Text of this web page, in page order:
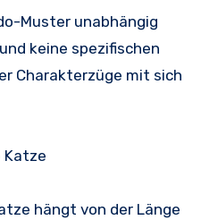
Muster unabhängig
keine spezifischen
Charakterzüge mit sich
Katze
hängt von der Länge